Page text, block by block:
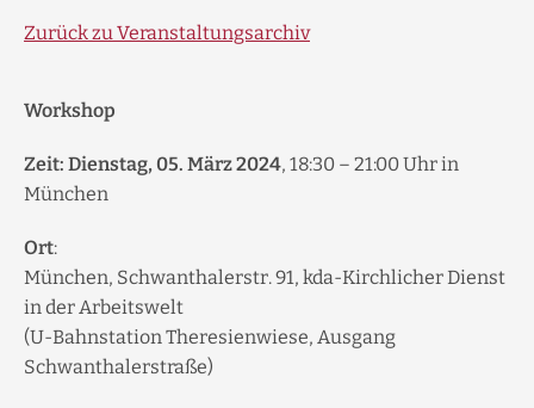
Zurück zu Veranstaltungsarchiv
Workshop
Zeit: Dienstag, 05. März 2024, 18:30 – 21:00 Uhr in
München
Ort:
München, Schwanthalerstr. 91, kda-Kirchlicher Dienst
in der Arbeitswelt
(U-Bahnstation Theresienwiese, Ausgang
Schwanthalerstraße)